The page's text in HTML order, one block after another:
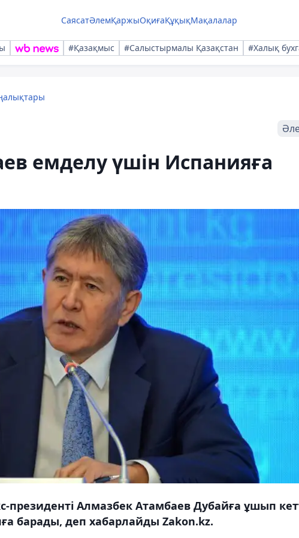
СаясатӘлемҚаржыОқиғаҚұқықМақалалар
#Қазақмыс #Салыстырмалы Қазақстан #Халық
емделу үшін Испанияға
президенті Алмазбек Атамбаев Дубайға ұшып
барады, деп хабарлайды Zakon.kz.